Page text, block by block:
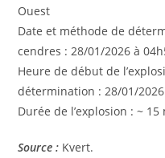
Ouest
Date et méthode de
cendres : 28/01/2026 à
Heure de début de
détermination : 28/01/
Durée de l’explosion : ~ 15
Source : Kvert.